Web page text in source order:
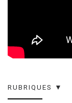
RUBRIQUES ▼